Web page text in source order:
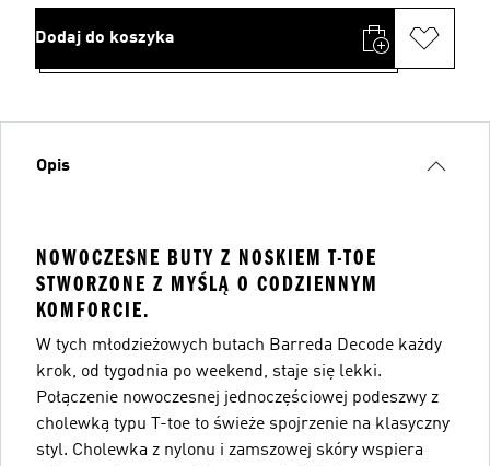
Dodaj do koszyka
Opis
NOWOCZESNE BUTY Z NOSKIEM T-TOE
STWORZONE Z MYŚLĄ O CODZIENNYM
KOMFORCIE.
W tych młodzieżowych butach Barreda Decode każdy
krok, od tygodnia po weekend, staje się lekki.
Połączenie nowoczesnej jednoczęściowej podeszwy z
cholewką typu T-toe to świeże spojrzenie na klasyczny
styl. Cholewka z nylonu i zamszowej skóry wspiera